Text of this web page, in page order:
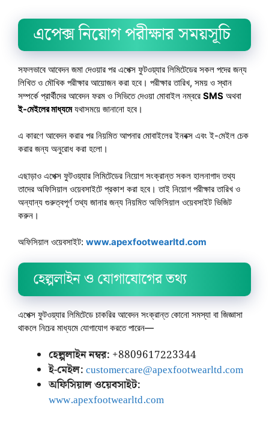
এপেক্স নিয়োগ পরীক্ষার সময়সূচি
সফলভাবে আবেদন জমা দেওয়ার পর এপেক্স ফুটওয়্যার লিমিটেডের সকল পদের জন্য
লিখিত ও মৌখিক পরীক্ষার আয়োজন করা হবে। পরীক্ষার তারিখ, সময় ও স্থান
সম্পর্কে প্রার্থীদের আবেদন ফরম ও সিভিতে দেওয়া মোবাইল নম্বরে SMS অথবা
ই-মেইলের মাধ্যমেযথাসময়ে জানানো হবে।
এ কারণে আবেদন করার পর নিয়মিত আপনার মোবাইলের ইনবক্স এবং ই-মেইল চেক
করার জন্য অনুরোধ করা হলো।
এছাড়াও এপেক্স ফুটওয়্যার লিমিটেডের নিয়োগ সংক্রান্ত সকল হালনাগাদ তথ্য
তাদের অফিসিয়াল ওয়েবসাইটে প্রকাশ করা হবে। তাই নিয়োগ পরীক্ষার তারিখ ও
অন্যান্য গুরুত্বপূর্ণ তথ্য জানার জন্য নিয়মিত অফিসিয়াল ওয়েবসাইট ভিজিট
করুন।
অফিসিয়াল ওয়েবসাইট: www.apexfootwearltd.com
হেল্পলাইন ও যোগাযোগের তথ্য
এপেক্স ফুটওয়্যার লিমিটেডে চাকরির আবেদন সংক্রান্ত কোনো সমস্যা বা জিজ্ঞাসা
থাকলে নিচের মাধ্যমে যোগাযোগ করতে পারেন—
হেল্পলাইন নম্বর: +8809617223344
ই-মেইল:customercare@apexfootwearltd.com
অফিসিয়াল ওয়েবসাইট:
www.apexfootwearltd.com